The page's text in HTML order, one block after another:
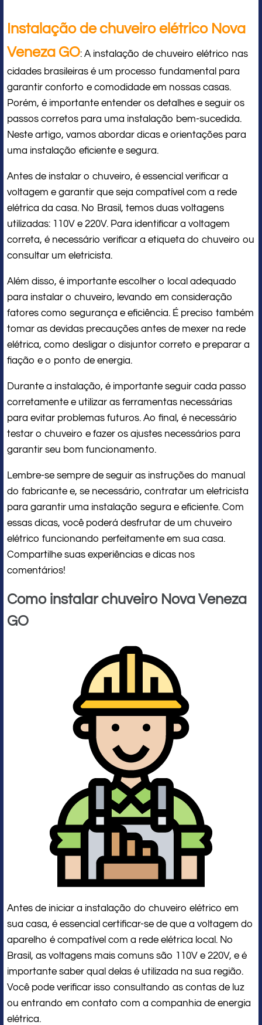
Instalação de chuveiro elétrico Nova
Veneza GO: A instalação de chuveiro elétrico nas
cidades brasileiras é um processo fundamental para
garantir conforto e comodidade em nossas casas.
Porém, é importante entender os detalhes e seguir os
passos corretos para uma instalação bem-sucedida.
Neste artigo, vamos abordar dicas e orientações para
uma instalação eficiente e segura.
Antes de instalar o chuveiro, é essencial verificar a
voltagem e garantir que seja compatível com a rede
elétrica da casa. No Brasil, temos duas voltagens
utilizadas: 110V e 220V. Para identificar a voltagem
correta, é necessário verificar a etiqueta do chuveiro ou
consultar um eletricista.
Além disso, é importante escolher o local adequado
para instalar o chuveiro, levando em consideração
fatores como segurança e eficiência. É preciso também
tomar as devidas precauções antes de mexer na rede
elétrica, como desligar o disjuntor correto e preparar a
fiação e o ponto de energia.
Durante a instalação, é importante seguir cada passo
corretamente e utilizar as ferramentas necessárias
para evitar problemas futuros. Ao final, é necessário
testar o chuveiro e fazer os ajustes necessários para
garantir seu bom funcionamento.
Lembre-se sempre de seguir as instruções do manual
do fabricante e, se necessário, contratar um eletricista
para garantir uma instalação segura e eficiente. Com
essas dicas, você poderá desfrutar de um chuveiro
elétrico funcionando perfeitamente em sua casa.
Compartilhe suas experiências e dicas nos
comentários!
Como instalar chuveiro Nova Veneza
GO
Antes de iniciar a instalação do chuveiro elétrico em
sua casa, é essencial certificar-se de que a voltagem do
aparelho é compatível com a rede elétrica local. No
Brasil, as voltagens mais comuns são 110V e 220V, e é
importante saber qual delas é utilizada na sua região.
Você pode verificar isso consultando as contas de luz
ou entrando em contato com a companhia de energia
elétrica.